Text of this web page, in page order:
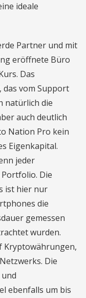
ideale
Partner und mit
eröffnete Büro
Das
das vom Support
natürlich die
auch deutlich
Nation Pro kein
Eigenkapital.
jeder
Die
ist hier nur
die
gemessen
wurden.
Kryptowährungen,
Die
ebenfalls um bis